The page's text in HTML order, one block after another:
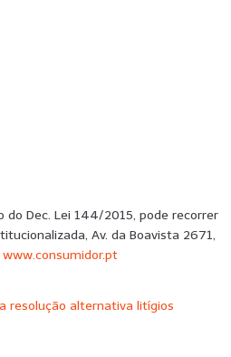
do Dec. Lei 144/2015, pode recorrer
Av. da Boavista 2671,
www.consumidor.pt
resolução alternativa litígios